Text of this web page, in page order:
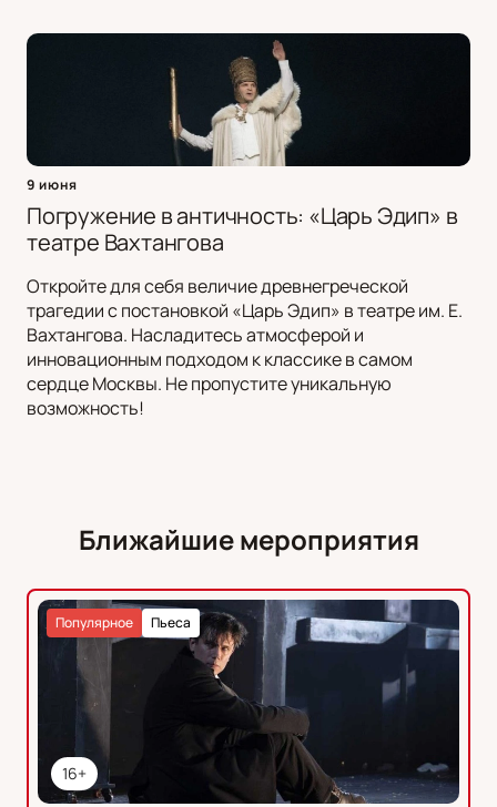
9 июня
Погружение в античность: «Царь Эдип» в
театре Вахтангова
Откройте для себя величие древнегреческой
трагедии с постановкой «Царь Эдип» в театре им. Е.
Вахтангова. Насладитесь атмосферой и
инновационным подходом к классике в самом
сердце Москвы. Не пропустите уникальную
возможность!
Ближайшие мероприятия
16+
Пьеса
Популярное